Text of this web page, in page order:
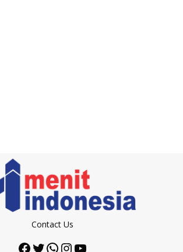
Contact Us
Facebook
Twitter
WhatsApp
Instagram
YouTube